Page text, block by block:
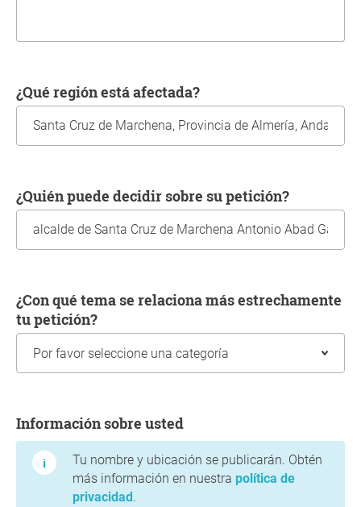
¿Qué región está afectada?
¿Quién puede decidir sobre su petición?
¿Con qué tema se relaciona más estrechamente
tu petición?
Información sobre usted
Tu nombre y ubicación se publicarán. Obtén
más información en nuestra política de
privacidad .